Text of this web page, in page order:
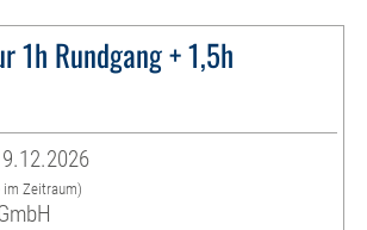
1h Rundgang + 1,5h
im Zeitraum)